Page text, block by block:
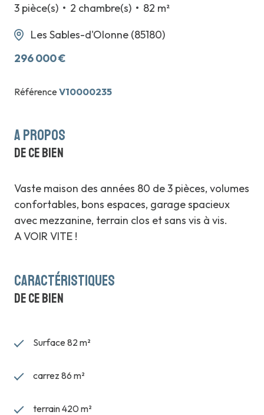
3 pièce(s)
2 chambre(s)
82 m²
Les Sables-d'Olonne (85180)
296 000 €
Référence V10000235
a propos
de ce bien
Vaste maison des années 80 de 3 pièces, volumes
confortables, bons espaces, garage spacieux
avec mezzanine, terrain clos et sans vis à vis.
A VOIR VITE !
caractéristiques
de ce bien
Surface 82 m²
carrez 86 m²
terrain 420 m²